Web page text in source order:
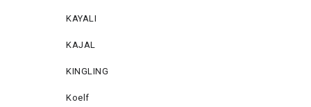
KAYALI
KAJAL
KINGLING
Koelf